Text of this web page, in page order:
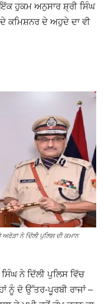
ਹੁਕਮ ਅਨੁਸਾਰ ਸ਼੍ਰੀ ਸਿੰਘ
ਕਮਿਸ਼ਨਰ ਦੇ ਅਹੁਦੇ ਦਾ ਵੀ
ਨੇ ਦਿੱਲੀ ਪੁਲਿਸ ਦੀ ਕਮਾਨ
ਨੇ ਦਿੱਲੀ ਪੁਲਿਸ ਵਿੱਚ
ਨੂੰ ਦੋ ਉੱਤਰ-ਪੂਰਬੀ ਰਾਜਾਂ –